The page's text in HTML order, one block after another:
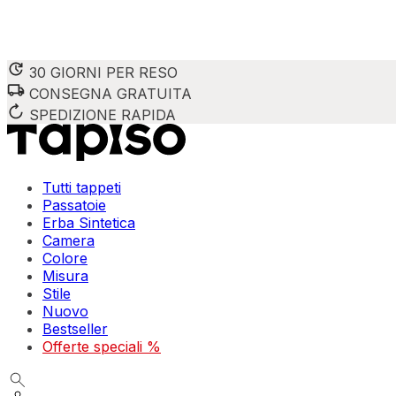
30 GIORNI PER RESO
CONSEGNA GRATUITA
SPEDIZIONE RAPIDA
Tutti tappeti
Passatoie
Erba Sintetica
Camera
Colore
Misura
Stile
Nuovo
Bestseller
Offerte speciali %